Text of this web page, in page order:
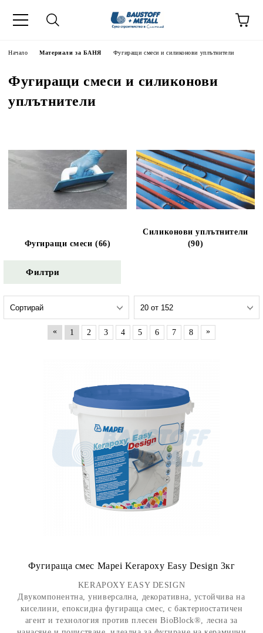
Начало Материали за БАНЯ Фугиращи смеси и силиконови уплътнители
Фугиращи смеси и силиконови
уплътнители
Фугиращи смеси (66)
Силиконови уплътнители
(90)
Филтри
« 1 2 3 4 5 6 7 8 »
Фугираща смес Mapei Kerapoxy Easy Design 3кг
KERAPOXY EASY DESIGN
Двукомпонентна, универсална, декоративна, устойчива на
киселини, епоксидна фугираща смес, с бактериостатичен
агент и технология против плесен BioBlock®, лесна за